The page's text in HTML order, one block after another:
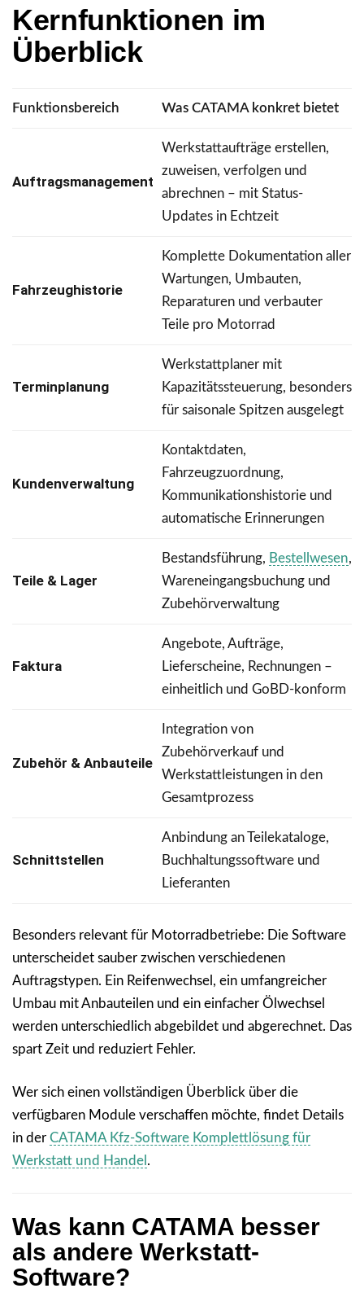
Kernfunktionen im
Überblick
Funktionsbereich Was CATAMA konkret bietet
Auftragsmanagement
Werkstattaufträge erstellen,
zuweisen, verfolgen und
abrechnen – mit Status-
Updates in Echtzeit
Fahrzeughistorie
Komplette Dokumentation aller
Wartungen, Umbauten,
Reparaturen und verbauter
Teile pro Motorrad
Terminplanung
Werkstattplaner mit
Kapazitätssteuerung, besonders
für saisonale Spitzen ausgelegt
Kundenverwaltung
Kontaktdaten,
Fahrzeugzuordnung,
Kommunikationshistorie und
automatische Erinnerungen
Teile & Lager
Bestandsführung, Bestellwesen,
Wareneingangsbuchung und
Zubehörverwaltung
Faktura
Angebote, Aufträge,
Lieferscheine, Rechnungen –
einheitlich und GoBD-konform
Zubehör & Anbauteile
Integration von
Zubehörverkauf und
Werkstattleistungen in den
Gesamtprozess
Schnittstellen
Anbindung an Teilekataloge,
Buchhaltungssoftware und
Lieferanten
Besonders relevant für Motorradbetriebe: Die Software
unterscheidet sauber zwischen verschiedenen
Auftragstypen. Ein Reifenwechsel, ein umfangreicher
Umbau mit Anbauteilen und ein einfacher Ölwechsel
werden unterschiedlich abgebildet und abgerechnet. Das
spart Zeit und reduziert Fehler.
Wer sich einen vollständigen Überblick über die
verfügbaren Module verschaffen möchte, findet Details
in der CATAMA Kfz-Software Komplettlösung für
Werkstatt und Handel .
Was kann CATAMA besser
als andere Werkstatt-
Software?